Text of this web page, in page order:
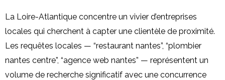
La Loire-Atlantique concentre un vivier d’entreprises
locales qui cherchent à capter une clientèle de proximité.
Les requêtes locales — “restaurant nantes”, “plombier
nantes centre”, “agence web nantes” — représentent un
volume de recherche significatif avec une concurrence